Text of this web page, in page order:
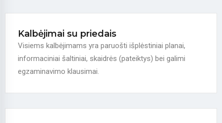
Kalbėjimai su priedais
Visiems kalbėjimams yra paruošti išplėstiniai planai,
informaciniai šaltiniai, skaidrės (pateiktys) bei galimi
egzaminavimo klausimai.